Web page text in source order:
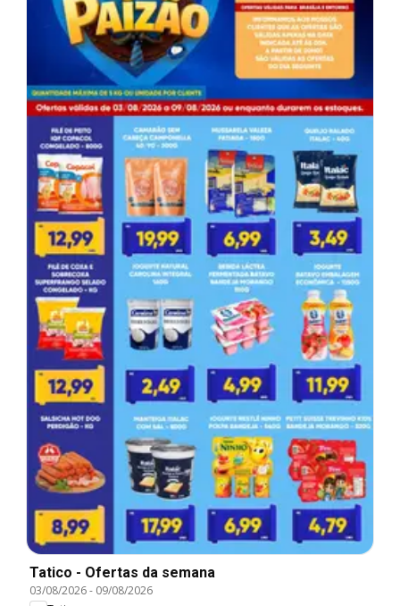
Tatico - Ofertas da semana
03/08/2026- 09/08/2026